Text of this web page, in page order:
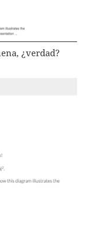
¿verdad?